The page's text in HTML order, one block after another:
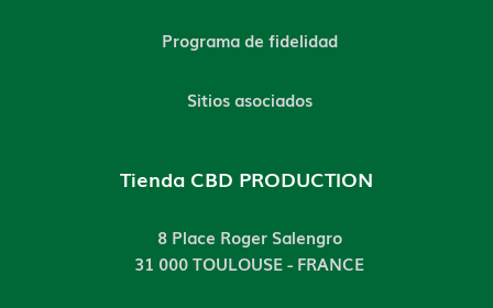
Programa de fidelidad
Sitios asociados
Tienda CBD PRODUCTION
8 Place Roger Salengro
31 000 TOULOUSE - FRANCE